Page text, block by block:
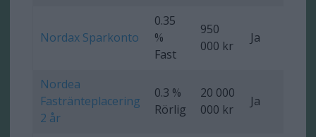
Nordax Sparkonto
0.35
%
Fast
950
000 kr
Ja
Nordea
Fastränteplacering
2 år
0.3 %
Rörlig
20 000
000 kr
Ja